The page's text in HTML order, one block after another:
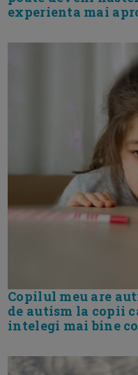
experienta mai
Copilul meu are
de autism la copii
intelegi mai bine